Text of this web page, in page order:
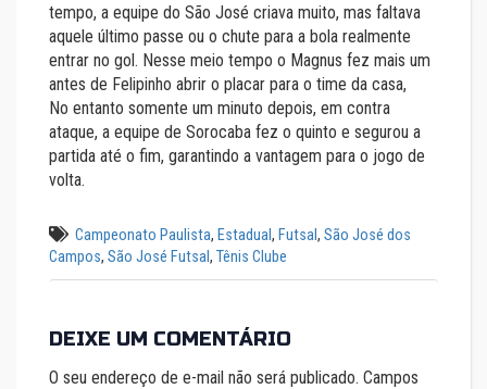
tempo, a equipe do São José criava muito, mas faltava
aquele último passe ou o chute para a bola realmente
entrar no gol. Nesse meio tempo o Magnus fez mais um
antes de Felipinho abrir o placar para o time da casa,
No entanto somente um minuto depois, em contra
ataque, a equipe de Sorocaba fez o quinto e segurou a
partida até o fim, garantindo a vantagem para o jogo de
volta.
Campeonato Paulista, Estadual, Futsal, São José dos
Campos, São José Futsal, Tênis Clube
DEIXE UM COMENTÁRIO
O seu endereço de e-mail não será publicado. Campos